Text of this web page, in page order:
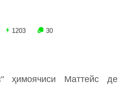
1203 30
ҳимоячиси Маттейс де